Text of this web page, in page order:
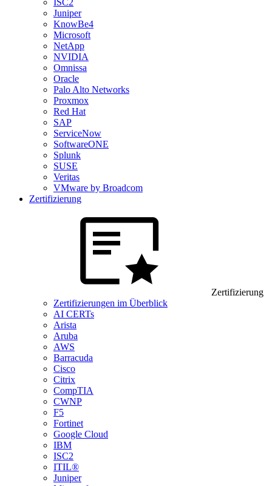
ISC2
Juniper
KnowBe4
Microsoft
NetApp
NVIDIA
Omnissa
Oracle
Palo Alto Networks
Proxmox
Red Hat
SAP
ServiceNow
SoftwareONE
Splunk
SUSE
Veritas
VMware by Broadcom
Zertifizierung
Zertifizierung
Zertifizierungen im Überblick
AI CERTs
Arista
Aruba
AWS
Barracuda
Cisco
Citrix
CompTIA
CWNP
F5
Fortinet
Google Cloud
IBM
ISC2
ITIL®
Juniper